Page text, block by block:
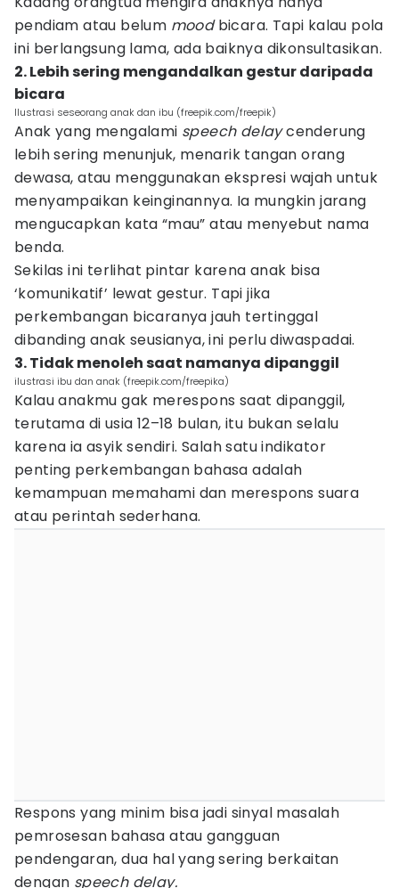
pendiam atau belum moodbicara. Tapi kalau pola
ini berlangsung lama, ada baiknya dikonsultasikan.
2. Lebih sering mengandalkan gestur daripada
bicara
Ilustrasi seseorang anak dan ibu (freepik.com/freepik)
Anak yang mengalami speech delaycenderung
lebih sering menunjuk, menarik tangan orang
dewasa, atau menggunakan ekspresi wajah untuk
menyampaikan keinginannya. Ia mungkin jarang
mengucapkan kata “mau” atau menyebut nama
benda.
Sekilas ini terlihat pintar karena anak bisa
‘komunikatif’ lewat gestur. Tapi jika
perkembangan bicaranya jauh tertinggal
dibanding anak seusianya, ini perlu diwaspadai.
3. Tidak menoleh saat namanya dipanggil
ilustrasi ibu dan anak (freepik.com/freepika)
Kalau anakmu gak merespons saat dipanggil,
terutama di usia 12–18 bulan, itu bukan selalu
karena ia asyik sendiri. Salah satu indikator
penting perkembangan bahasa adalah
kemampuan memahami dan merespons suara
atau perintah sederhana.
Respons yang minim bisa jadi sinyal masalah
pemrosesan bahasa atau gangguan
pendengaran, dua hal yang sering berkaitan
dengan speech delay.